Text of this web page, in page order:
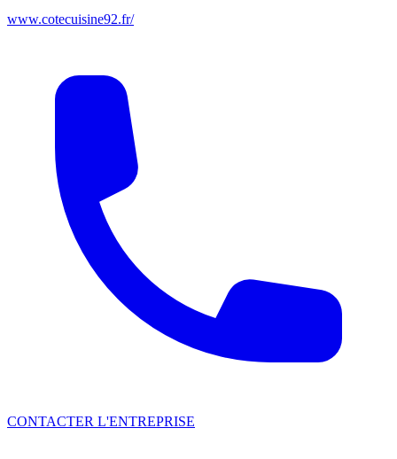
www.cotecuisine92.fr/
CONTACTER L'ENTREPRISE